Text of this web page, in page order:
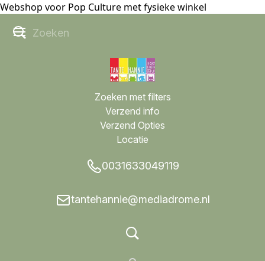
Webshop voor Pop Culture met fysieke winkel
Zoeken met filters
Verzend info
Verzend Opties
Locatie
0031633049119
tantehannie@mediadrome.nl